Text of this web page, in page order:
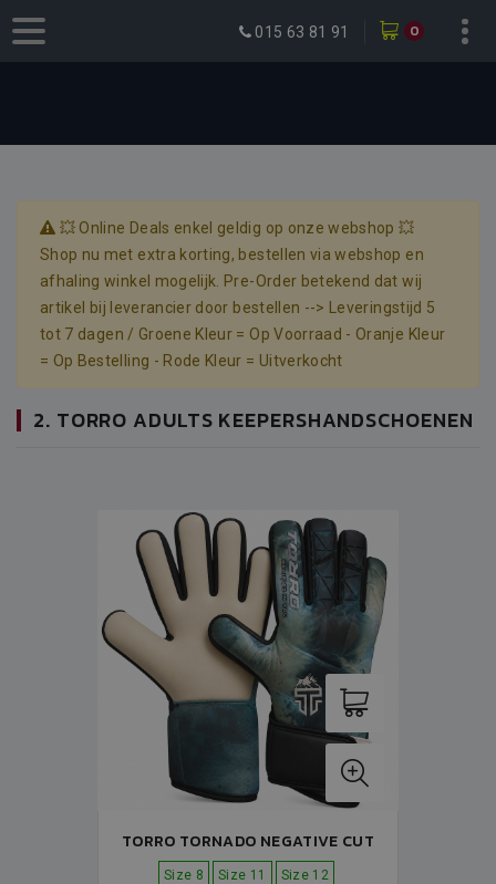
015 63 81 91 0
💥 Online Deals enkel geldig op onze webshop 💥
Shop nu met extra korting, bestellen via webshop en
afhaling winkel mogelijk. Pre-Order betekend dat wij
artikel bij leverancier door bestellen --> Leveringstijd 5
tot 7 dagen / Groene Kleur = Op Voorraad - Oranje Kleur
= Op Bestelling - Rode Kleur = Uitverkocht
2. TORRO ADULTS KEEPERSHANDSCHOENEN
TORRO TORNADO NEGATIVE CUT
Size 8 Size 11 Size 12